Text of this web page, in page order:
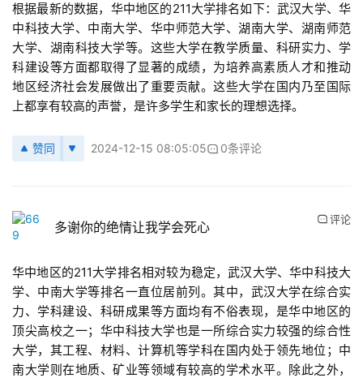
根据最新的数据，华中地区的211大学排名如下：武汉大学、华
中科技大学、中南大学、华中师范大学、湖南大学、湖南师范
大学、湖南科技大学等。这些大学在教学质量、科研实力、学
科建设等方面都取得了显著的成绩，为培养高素质人才和推动
地区经济社会发展做出了重要贡献。这些大学在国内乃至国际
上都享有较高的声誉，是许多学生和家长的理想选择。
赞同 2024-12-15 08:05:05 0条评论
多谢你的绝情让我学会死心 评论
华中地区的211大学排名相对较为稳定，武汉大学、华中科技大
学、中南大学等排名一直位居前列。其中，武汉大学在综合实
力、学科建设、科研成果等方面均有不俗表现，是华中地区的
顶尖高校之一；华中科技大学也是一所综合实力较强的综合性
大学，其工程、材料、计算机等学科在国内处于领先地位；中
南大学则在地质、矿业等领域有较高的学术水平。除此之外，